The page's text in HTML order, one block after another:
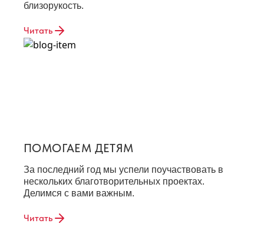
близорукость.
Читать
ПОМОГАЕМ ДЕТЯМ
За последний год мы успели поучаствовать в
нескольких благотворительных проектах.
Делимся с вами важным.
Читать